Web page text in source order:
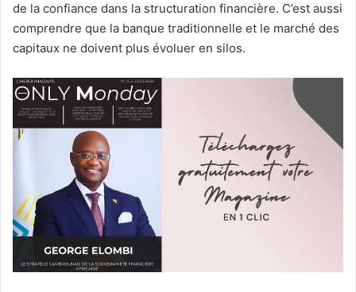
de la confiance dans la structuration financière. C’est aussi
comprendre que la banque traditionnelle et le marché des
capitaux ne doivent plus évoluer en silos.